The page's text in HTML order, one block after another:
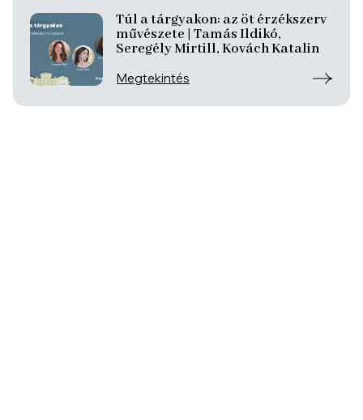
Túl a tárgyakon: az öt érzékszerv
művészete | Tamás Ildikó,
Seregély Mirtill, Kovách Katalin
Megtekintés